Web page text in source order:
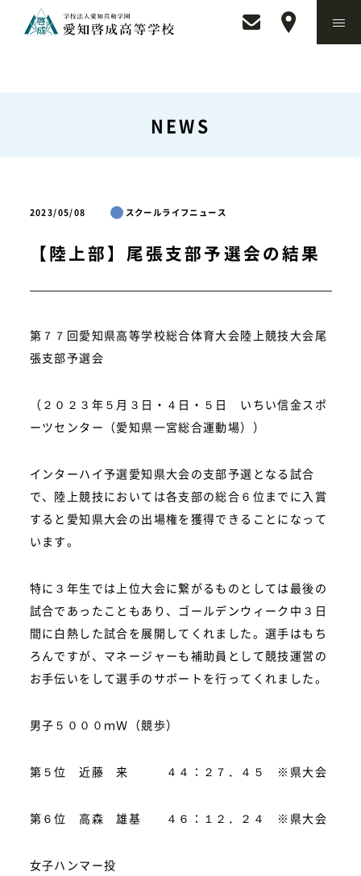
NEWS
2023/05/08 スクールライフニュース
【陸上部】尾張支部予選会の結果
第７７回愛知県高等学校総合体育大会陸上競技大会尾
張支部予選会
（２０２３年５月３日・４日・５日 いちい信金スポ
ーツセンター（愛知県一宮総合運動場））
インターハイ予選愛知県大会の支部予選となる試合
で、陸上競技においては各支部の総合６位までに入賞
すると愛知県大会の出場権を獲得できることになって
います。
特に３年生では上位大会に繋がるものとしては最後の
試合であったこともあり、ゴールデンウィーク中３日
間に白熱した試合を展開してくれました。選手はもち
ろんですが、マネージャーも補助員として競技運営の
お手伝いをして選手のサポートを行ってくれました。
男子５０００ｍＷ（競歩）
第５位 近藤 来 ４４：２７．４５ ※県大会
第６位 高森 雄基 ４６：１２．２４ ※県大会
女子ハンマー投